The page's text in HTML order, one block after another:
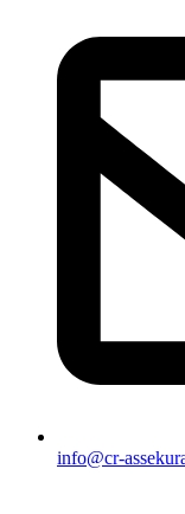
info@cr-